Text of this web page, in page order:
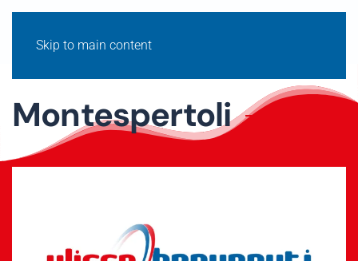
Skip to main content
Montespertoli